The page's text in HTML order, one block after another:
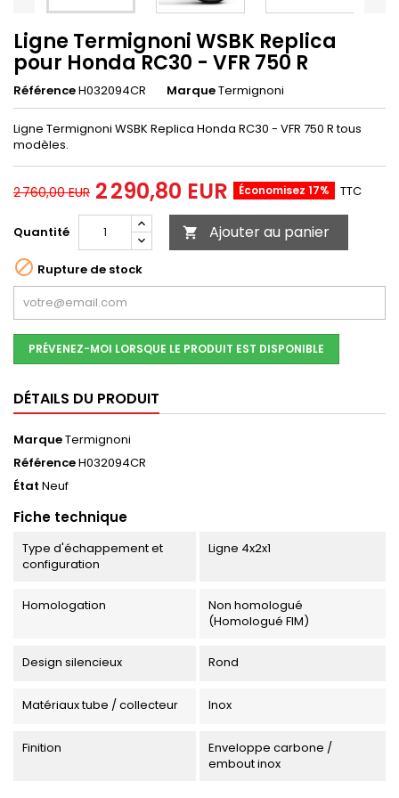
Ligne Termignoni WSBK Replica
pour Honda RC30 - VFR 750 R
RéférenceH032094CR MarqueTermignoni
Ligne Termignoni WSBK Replica Honda RC30 - VFR 750 R tous
modèles.
2 760,00 EUR 2 290,80 EUR Économisez 17% TTC
Quantité  Ajouter au panier
 Rupture de stock
PRÉVENEZ-MOI LORSQUE LE PRODUIT EST DISPONIBLE
DÉTAILS DU PRODUIT
MarqueTermignoni
RéférenceH032094CR
État Neuf
Fiche technique
Type d'échappement et
configuration
Ligne 4x2x1
Homologation
Non homologué
(Homologué FIM)
Design silencieux Rond
Matériaux tube / collecteur Inox
Finition
Enveloppe carbone /
embout inox